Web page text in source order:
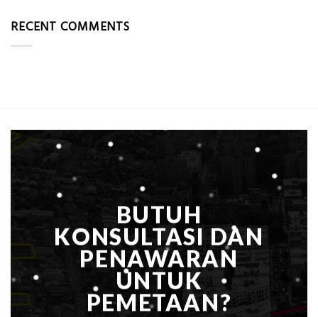
2026,
Sejuk
Tanpa
Drone
RECENT COMMENTS
BUTUH
KONSULTASI DAN
PENAWARAN
UNTUK
PEMETAAN?